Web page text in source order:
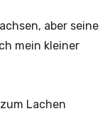
aber seine
mein kleiner
Lachen